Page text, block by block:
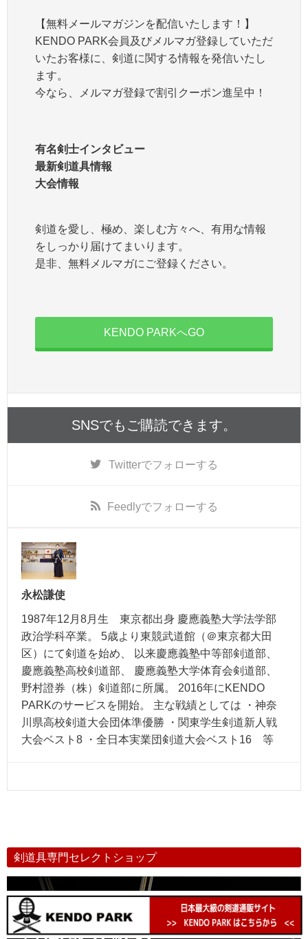
【無料メールマガジンを配信いたします！】
KENDO PARK会員及びメルマガ登録していただ
いたお客様に、剣道に関する情報を発信いたし
ます。
今なら、メルマガ登録で割引クーポン進呈中！
有名剣士インタビュー
最新剣道具情報
大会情報
剣道を愛し、極め、楽しむ方々へ、有用な情報
をしっかり届けてまいります。
是非、無料メルマガにご登録ください。
KENDO PARKへGO
SNSでもご購読できます。
Twitterでフォローする
Feedlyでフォローする
永松謙使
1987年12月8月生 東京都出身 慶應義塾大学法学部
政治学科卒業。 5歳より東競武道館（＠東京都大田
区）にて剣道を始め、 以来慶應義塾中等部剣道部、
慶應義塾高校剣道部、 慶應義塾大学体育会剣道部、
野村證券（株）剣道部に所属。 2016年にKENDO
PARKのサービスを開始。 主な戦績としては ・神奈
川県高校剣道大会団体準優勝 ・関東学生剣道新人戦
大会ベスト8 ・全日本実業団剣道大会ベスト16 等
剣道具専門セレクトショップ